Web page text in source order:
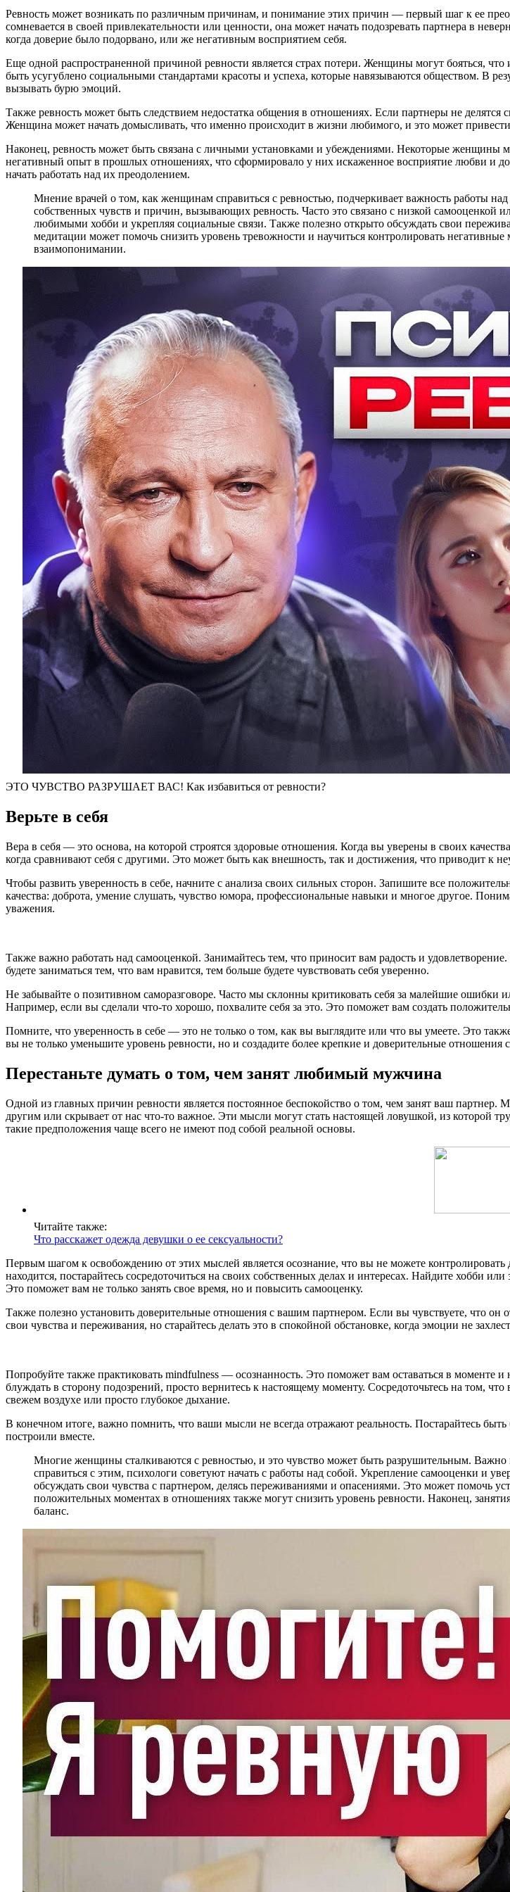
Ревность может возникать по различным причинам, и понимание этих причин — первый шаг к ее
сомневается в своей привлекательности или ценности, она может начать подозревать партнера в
когда доверие было подорвано, или же негативным восприятием себя.
Еще одной распространенной причиной ревности является страх потери. Женщины могут бояться,
быть усугублено социальными стандартами красоты и успеха, которые навязываются обществом. В
вызывать бурю эмоций.
Также ревность может быть следствием недостатка общения в отношениях. Если партнеры не
Женщина может начать домысливать, что именно происходит в жизни любимого, и это может
Наконец, ревность может быть связана с личными установками и убеждениями. Некоторые женщины
негативный опыт в прошлых отношениях, что сформировало у них искаженное восприятие любви и
начать работать над их преодолением.
Мнение врачей о том, как женщинам справиться с ревностью, подчеркивает важность работы
собственных чувств и причин, вызывающих ревность. Часто это связано с низкой самооценкой
любимыми хобби и укрепляя социальные связи. Также полезно открыто обсуждать свои
медитации может помочь снизить уровень тревожности и научиться контролировать
взаимопонимании.
ЭТО ЧУВСТВО РАЗРУШАЕТ ВАС! Как избавиться от ревности?
Верьте в себя
Вера в себя — это основа, на которой строятся здоровые отношения. Когда вы уверены в своих
когда сравнивают себя с другими. Это может быть как внешность, так и достижения, что приводит к
Чтобы развить уверенность в себе, начните с анализа своих сильных сторон. Запишите все
качества: доброта, умение слушать, чувство юмора, профессиональные навыки и многое другое.
уважения.
Также важно работать над самооценкой. Занимайтесь тем, что приносит вам радость и
будете заниматься тем, что вам нравится, тем больше будете чувствовать себя уверенно.
Не забывайте о позитивном саморазговоре. Часто мы склонны критиковать себя за малейшие ошибки
Например, если вы сделали что-то хорошо, похвалите себя за это. Это поможет вам создать
Помните, что уверенность в себе — это не только о том, как вы выглядите или что вы умеете. Это
вы не только уменьшите уровень ревности, но и создадите более крепкие и доверительные отношения
Перестаньте думать о том, чем занят любимый мужчина
Одной из главных причин ревности является постоянное беспокойство о том, чем занят ваш партнер.
другим или скрывает от нас что-то важное. Эти мысли могут стать настоящей ловушкой, из которой
такие предположения чаще всего не имеют под собой реальной основы.
Читайте также:
Что расскажет одежда девушки о ее сексуальности?
Первым шагом к освобождению от этих мыслей является осознание, что вы не можете контролировать
находится, постарайтесь сосредоточиться на своих собственных делах и интересах. Найдите хобби
Это поможет вам не только занять свое время, но и повысить самооценку.
Также полезно установить доверительные отношения с вашим партнером. Если вы чувствуете, что
свои чувства и переживания, но старайтесь делать это в спокойной обстановке, когда эмоции не
Попробуйте также практиковать mindfulness — осознанность. Это поможет вам оставаться в моменте
блуждать в сторону подозрений, просто вернитесь к настоящему моменту. Сосредоточьтесь на том,
свежем воздухе или просто глубокое дыхание.
В конечном итоге, важно помнить, что ваши мысли не всегда отражают реальность. Постарайтесь
построили вместе.
Многие женщины сталкиваются с ревностью, и это чувство может быть разрушительным. Важно
справиться с этим, психологи советуют начать с работы над собой. Укрепление самооценки и
обсуждать свои чувства с партнером, делясь переживаниями и опасениями. Это может помочь
положительных моментах в отношениях также могут снизить уровень ревности. Наконец,
баланс.